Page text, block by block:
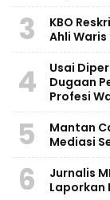
3
KBO
Ahli
4
Usai
Dugaan
Profesi
5
Mantan
Mediasi
6
Jurnalis
Laporkan